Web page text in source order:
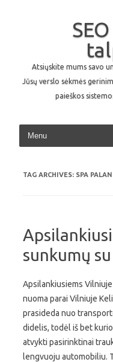
Atsiųskite mums savo
Jūsų verslo sėkmės
paieškos
TAG ARCHIVES: SPA
sunkumų
Apsilankiusiems
nuoma parai Vilniuje
prasideda nuo
didelis, todėl iš bet
atvykti pasirinktinai
lengvuoju automobiliu.